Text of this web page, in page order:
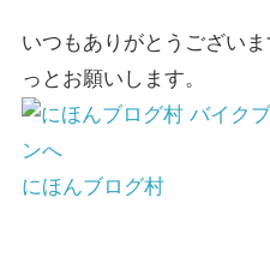
いつもありがとうござい
っとお願いします。
にほんブログ村